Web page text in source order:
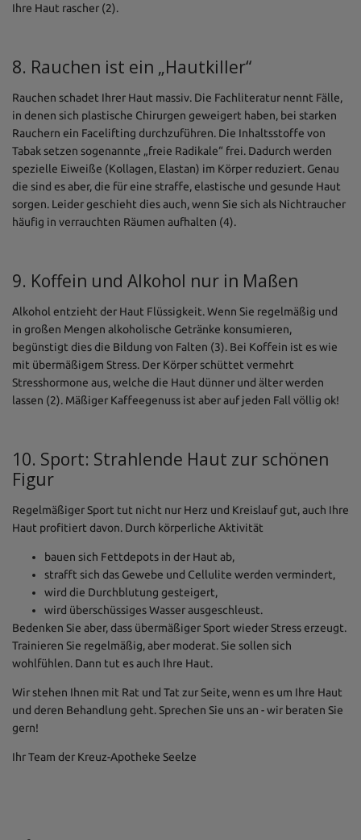
Ihre Haut rascher (2).
8. Rauchen ist ein „Hautkiller“
Rauchen schadet Ihrer Haut massiv. Die Fachliteratur nennt Fälle,
in denen sich plastische Chirurgen geweigert haben, bei starken
Rauchern ein Facelifting durchzuführen. Die Inhaltsstoffe von
Tabak setzen sogenannte „freie Radikale“ frei. Dadurch werden
spezielle Eiweiße (Kollagen, Elastan) im Körper reduziert. Genau
die sind es aber, die für eine straffe, elastische und gesunde Haut
sorgen. Leider geschieht dies auch, wenn Sie sich als Nichtraucher
häufig in verrauchten Räumen aufhalten (4).
9. Koffein und Alkohol nur in Maßen
Alkohol entzieht der Haut Flüssigkeit. Wenn Sie regelmäßig und
in großen Mengen alkoholische Getränke konsumieren,
begünstigt dies die Bildung von Falten (3). Bei Koffein ist es wie
mit übermäßigem Stress. Der Körper schüttet vermehrt
Stresshormone aus, welche die Haut dünner und älter werden
lassen (2). Mäßiger Kaffeegenuss ist aber auf jeden Fall völlig ok!
10. Sport: Strahlende Haut zur schönen
Figur
Regelmäßiger Sport tut nicht nur Herz und Kreislauf gut, auch Ihre
Haut profitiert davon. Durch körperliche Aktivität
bauen sich Fettdepots in der Haut ab,
strafft sich das Gewebe und Cellulite werden vermindert,
wird die Durchblutung gesteigert,
wird überschüssiges Wasser ausgeschleust.
Bedenken Sie aber, dass übermäßiger Sport wieder Stress erzeugt.
Trainieren Sie regelmäßig, aber moderat. Sie sollen sich
wohlfühlen. Dann tut es auch Ihre Haut.
Wir stehen Ihnen mit Rat und Tat zur Seite, wenn es um Ihre Haut
und deren Behandlung geht. Sprechen Sie uns an - wir beraten Sie
gern!
Ihr Team der Kreuz-Apotheke Seelze